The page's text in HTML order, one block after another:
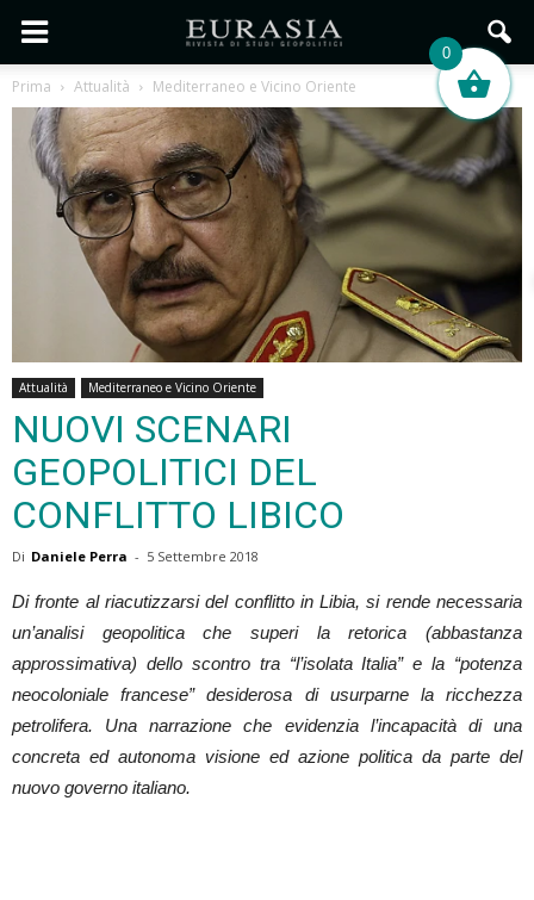
Prima Attualità Mediterraneo e Vicino Oriente
Attualità Mediterraneo e Vicino Oriente
NUOVI SCENARI
GEOPOLITICI DEL
CONFLITTO LIBICO
Di Daniele Perra - 5 Settembre 2018
Di fronte al riacutizzarsi del conflitto in Libia, si rende necessaria
un’analisi geopolitica che superi la retorica (abbastanza
approssimativa) dello scontro tra “l’isolata Italia” e la “potenza
neocoloniale francese” desiderosa di usurparne la ricchezza
petrolifera. Una narrazione che evidenzia l’incapacità di una
concreta ed autonoma visione ed azione politica da parte del
nuovo governo italiano.
0